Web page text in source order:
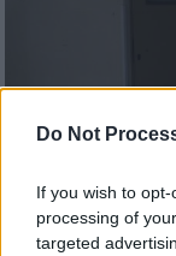
Do Not
If you wish to
processing of
targeted
Ελλάδα|